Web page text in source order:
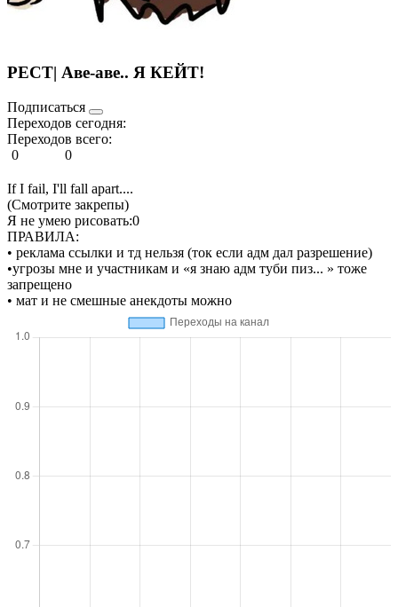
РЕСТ| Аве-аве.. Я КЕЙТ!
Подписаться
Переходов сегодня:
Переходов всего:
0
0
If I fail, I'll fall apart....
(Смотрите закрепы)
Я не умею рисовать:0
ПРАВИЛА:
• реклама ссылки и тд нельзя (ток если адм дал разрешение)
•угрозы мне и участникам и «я знаю адм туби пиз... » тоже
запрещено
• мат и не смешные анекдоты можно